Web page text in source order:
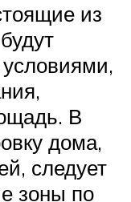
из
В
дома,
следует
зоны по